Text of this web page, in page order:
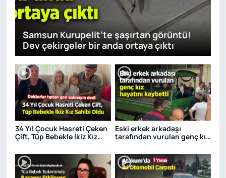
34 Yıl Çocuk Hasreti Çeken
Çift, Tüp Bebekle İkiz Kız
Eski erkek arkadaşı
tarafından vurulan genç kız
Samsun Kurupelit’te şaşırtan görüntü!
Dev çekirgeler bir anda ortaya çıktı